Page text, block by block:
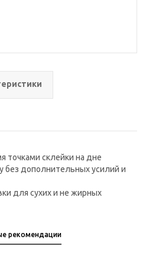
точками склейки на дне
без дополнительных усилий и
для сухих и не жирных
рекомендации